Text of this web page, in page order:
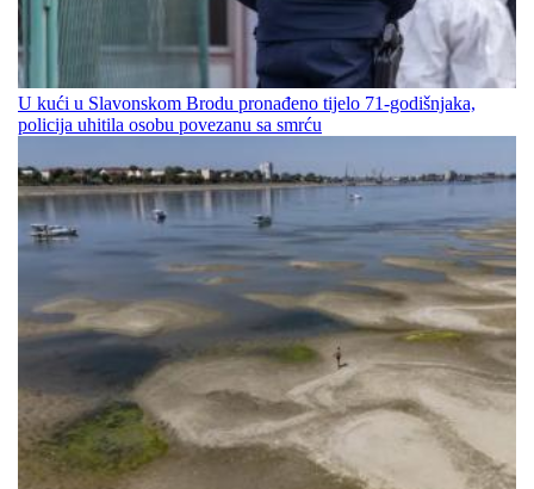
U kući u Slavonskom Brodu pronađeno tijelo 71-godišnjaka,
policija uhitila osobu povezanu sa smrću